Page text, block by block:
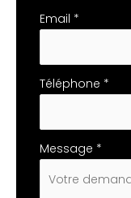
Email *
Téléphone *
Message *